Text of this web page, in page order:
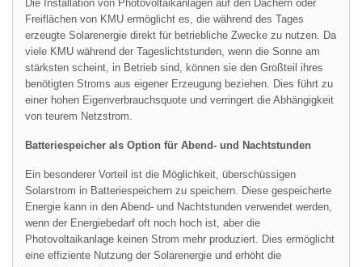
Die Installation von Photovoltaikanlagen auf den Dächern oder
Freiflächen von KMU ermöglicht es, die während des Tages
erzeugte Solarenergie direkt für betriebliche Zwecke zu nutzen. Da
viele KMU während der Tageslichtstunden, wenn die Sonne am
stärksten scheint, in Betrieb sind, können sie den Großteil ihres
benötigten Stroms aus eigener Erzeugung beziehen. Dies führt zu
einer hohen Eigenverbrauchsquote und verringert die Abhängigkeit
von teurem Netzstrom.
Batteriespeicher als Option für Abend- und Nachtstunden
Ein besonderer Vorteil ist die Möglichkeit, überschüssigen
Solarstrom in Batteriespeichern zu speichern. Diese gespeicherte
Energie kann in den Abend- und Nachtstunden verwendet werden,
wenn der Energiebedarf oft noch hoch ist, aber die
Photovoltaikanlage keinen Strom mehr produziert. Dies ermöglicht
eine effiziente Nutzung der Solarenergie und erhöht die